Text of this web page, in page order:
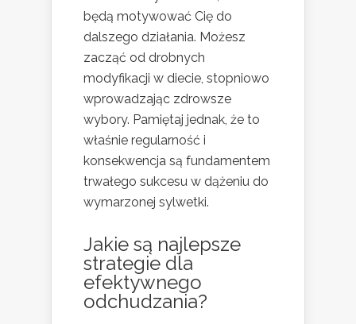
będą motywować Cię do
dalszego działania. Możesz
zacząć od drobnych
modyfikacji w diecie, stopniowo
wprowadzając zdrowsze
wybory. Pamiętaj jednak, że to
właśnie regularność i
konsekwencja są fundamentem
trwałego sukcesu w dążeniu do
wymarzonej sylwetki.
Jakie są najlepsze
strategie dla
efektywnego
odchudzania?